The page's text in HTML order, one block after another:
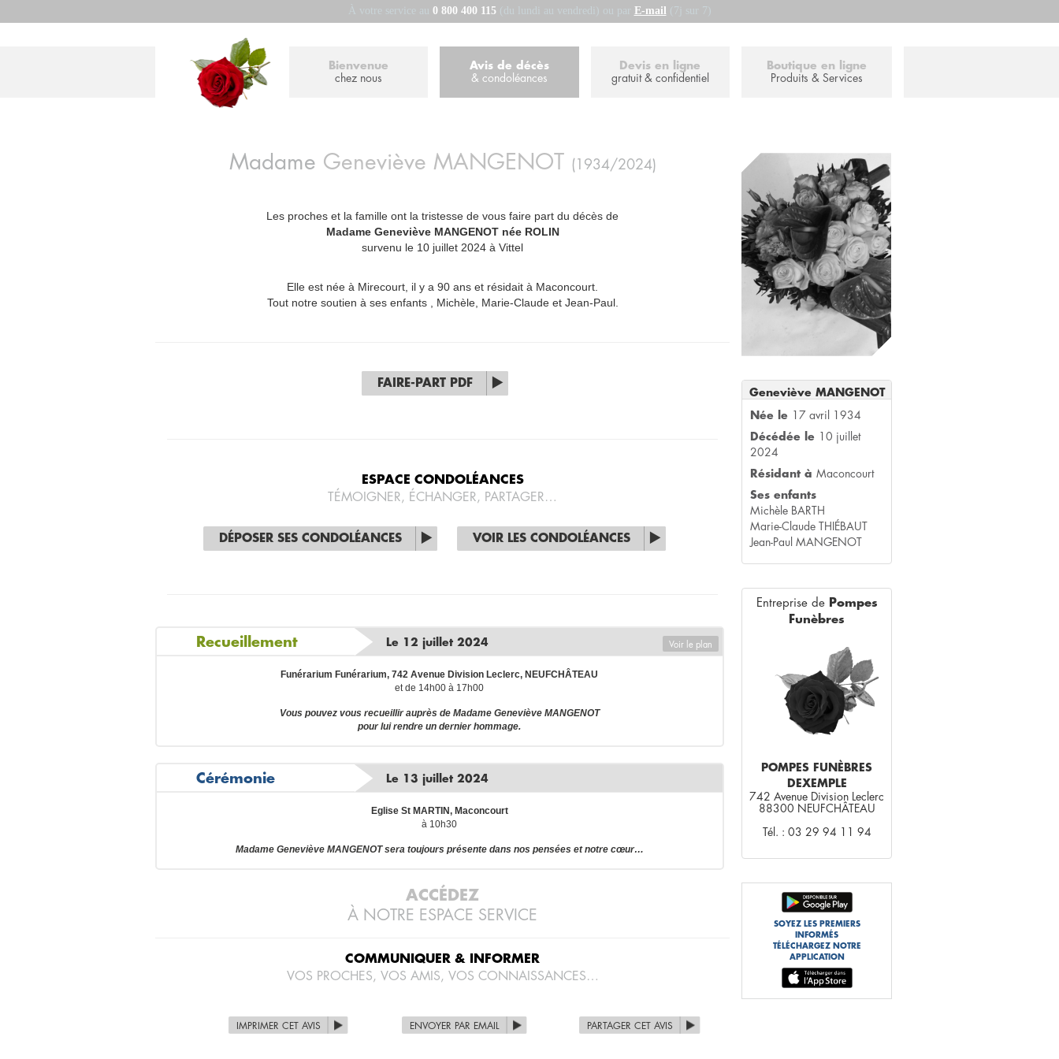
À votre service au 0 800 400 115(du lundi au vendredi) ou par E-mail (7j sur 7)
Bienvenue
chez nous
Avis de décès
& condoléances
Devis en ligne
gratuit & confidentiel
Boutique en ligne
Produits & Services
Geneviève MANGENOT
Née le
17 avril 1934
Décédée le
10 juillet
2024
Résidant à Maconcourt
Ses enfants
Michèle BARTH
Marie-Claude THIÉBAUT
Jean-Paul MANGENOT
Entreprise de Pompes
Funèbres
POMPES FUNÈBRES
DEXEMPLE
742 Avenue Division Leclerc
88300 NEUFCHÂTEAU
Tél. : 03 29 94 11 94
SOYEZ LES PREMIERS
INFORMÉS
TÉLÉCHARGEZ NOTRE
APPLICATION
Madame Geneviève MANGENOT (1934/2024)
Les proches et la famille ont la tristesse de vous faire part du décès de
Madame Geneviève MANGENOT née ROLIN_
survenu le 10 juillet 2024 à Vittel
Elle est née à Mirecourt, il y a 90 ans et résidait à Maconcourt.
Tout notre soutien à ses enfants , Michèle, Marie-Claude et Jean-Paul.
FAIRE-PART PDF
ESPACE CONDOLÉANCES
TÉMOIGNER, ÉCHANGER, PARTAGER…
DÉPOSER SES CONDOLÉANCES VOIR LES CONDOLÉANCES
Recueillement Le 12 juillet 2024 Voir le plan
Funérarium Funérarium, 742 Avenue Division Leclerc, NEUFCHÂTEAU
et de 14h00 à 17h00
Vous pouvez vous recueillir auprès de Madame Geneviève MANGENOT
pour lui rendre un dernier hommage.
Cérémonie Le 13 juillet 2024
Eglise St MARTIN, Maconcourt
à 10h30
Madame Geneviève MANGENOT sera toujours présente dans nos pensées et notre cœur…
ACCÉDEZ
À NOTRE ESPACE SERVICE
COMMUNIQUER & INFORMER
VOS PROCHES, VOS AMIS, VOS CONNAISSANCES…
IMPRIMER CET AVIS ENVOYER PAR EMAIL PARTAGER CET AVIS